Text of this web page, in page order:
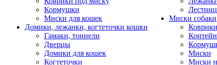
Кормушки
Миски для кошек
Домики, лежанки, когтеточки кошки
Гамаки, тоннели
Дверцы
Домики для кошек
Когтеточки
Миски собаки
Миски
Миски